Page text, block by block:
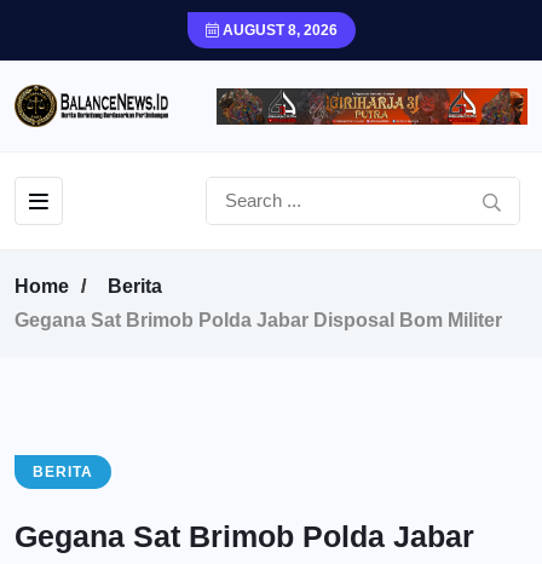
AUGUST 8, 2026
Home
Berita
Gegana Sat Brimob Polda Jabar Disposal Bom Militer
BERITA
Gegana Sat Brimob Polda Jabar